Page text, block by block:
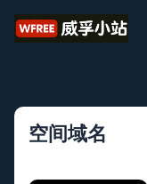
空间域名